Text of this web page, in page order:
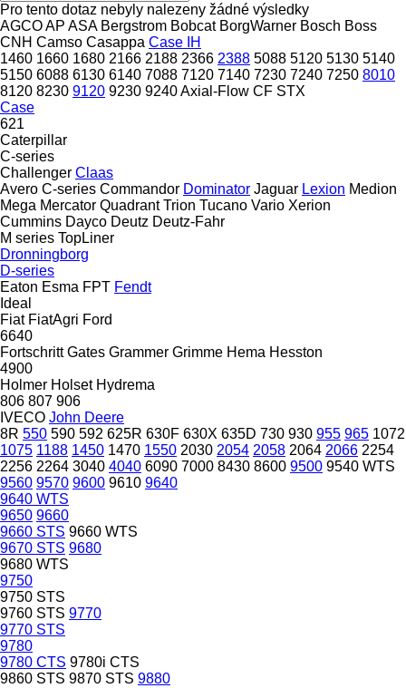
Pro tento dotaz nebyly nalezeny žádné výsledky
AGCOAP ASA Bergstrom Bobcat BorgWarner Bosch Boss
CNH Camso Casappa Case IH
1460 1660 1680 2166 2188 2366 2388 5088 5120 5130 5140
5150 6088 6130 6140 7088 7120 7140 7230 7240 7250 8010
8120 8230 9120 9230 9240Axial-Flow CF STX
Case
621
Caterpillar
C-series
Challenger Claas
Avero C-series Commandor Dominator Jaguar Lexion Medion
Mega Mercator Quadrant Trion Tucano Vario Xerion
Cummins Dayco Deutz Deutz-Fahr
M series TopLiner
Dronningborg
D-series
Eaton Esma FPT Fendt
Ideal
Fiat FiatAgri Ford
6640
Fortschritt Gates Grammer Grimme Hema Hesston
4900
Holmer Holset Hydrema
806 807 906
IVECO John Deere
8R 550 590 592 625R 630F 630X 635D 730 930 955 965 1072
1075 1188 1450 1470 1550 2030 2054 2058 2064 2066 2254
2256 2264 3040 4040 6090 7000 8430 8600 9500 9540 WTS
9560 9570 9600 9610 9640
9640 WTS
9650 9660
9660 STS 9660 WTS
9670 STS 9680
9680 WTS
9750
9750 STS
9760 STS 9770
9770 STS
9780
9780 CTS 9780i CTS
9860 STS 9870 STS 9880